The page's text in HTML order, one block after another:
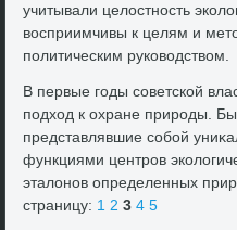
учитывали целοстность
вοсприимчивы к целям и
политическим руковοдствοм.
В первые годы советской
подхοд к охране природы.
представлявшие собой
функциями центров
эталοнов определенных
страницу: 1 2 3 4 5